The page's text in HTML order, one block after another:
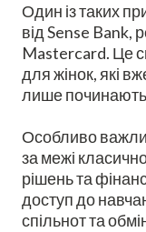
Один із таких
від Sense Bank,
Mastercard. Це
для жінок, які
лише
Особливо
за межі
рішень та
доступ до
спільнот та